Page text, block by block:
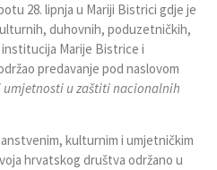
28. lipnja u Mariji Bistrici gdje je
duhovnih, poduzetničkih,
Marije Bistrice i
predavanje pod naslovom
u zaštiti nacionalnih
kulturnim i umjetničkim
hrvatskog društva održano u